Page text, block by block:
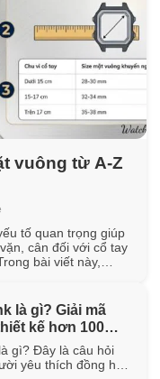
vuông từ A-Z
tố quan trọng giúp
cân đối với cổ tay
bài viết này,
là gì? Giải mã
kế hơn 100
gì? Đây là câu hỏi
yêu thích đồng hồ